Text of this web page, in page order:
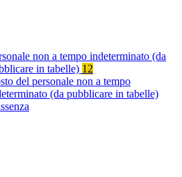
non a tempo indeterminato (da
in tabelle) 12
del personale non a tempo
(da pubblicare in tabelle)